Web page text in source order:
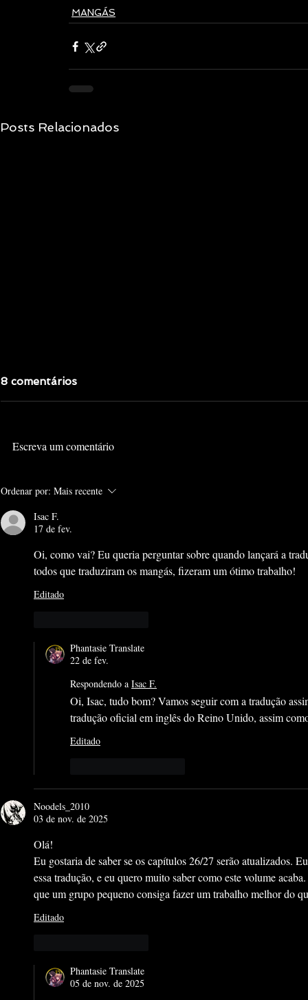
MANGÁS
Posts Relacionados
KINGDOM HEARTS:
ARQUIVO DE
PERSONAGENS
8 comentários
Escreva um comentário
Ordenar por: Mais recente
Isac F.
17 de fev.
Oi, como vai? Eu queria perguntar sobre quando lançará a
todos que traduziram os mangás, fizeram um ótimo trabalho!
Editado
Phantasie Translate
22 de fev.
Respondendo a Isac F.
Oi, Isac, tudo bom? Vamos seguir com a tradução
tradução oficial em inglês do Reino Unido, assim
Editado
Noodels_2010
03 de nov. de 2025
Olá!
Eu gostaria de saber se os capítulos 26/27 serão atualizados.
essa tradução, e eu quero muito saber como este volume
que um grupo pequeno consiga fazer um trabalho melhor do
Editado
Phantasie Translate
05 de nov. de 2025